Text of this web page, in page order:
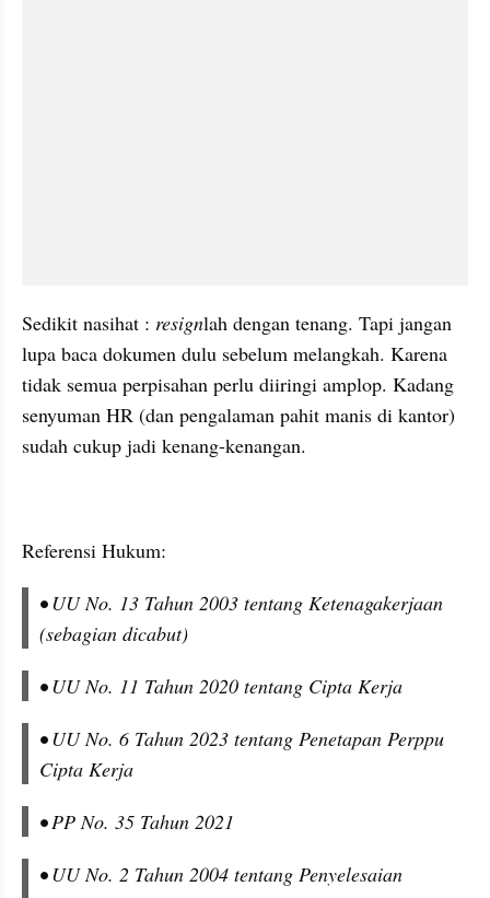
Sedikit nasihat : resignlah dengan tenang. Tapi jangan
lupa baca dokumen dulu sebelum melangkah. Karena
tidak semua perpisahan perlu diiringi amplop. Kadang
senyuman HR (dan pengalaman pahit manis di kantor)
sudah cukup jadi kenang-kenangan.
Referensi Hukum:
• UU No. 13 Tahun 2003 tentang Ketenagakerjaan
(sebagian dicabut)
• UU No. 11 Tahun 2020 tentang Cipta Kerja
• UU No. 6 Tahun 2023 tentang Penetapan Perppu
Cipta Kerja
• PP No. 35 Tahun 2021
• UU No. 2 Tahun 2004 tentang Penyelesaian